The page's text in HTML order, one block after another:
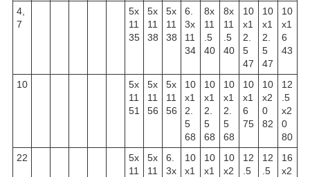
4,
7
5x
11
35
5x
11
38
5x
11
38
6.
3x
11
34
8x
11
.5
40
8x
11
.5
40
10
x1
2.
5
47
10
x1
2.
5
47
10
x1
6
43
10
5x
11
51
5x
11
56
5x
11
56
10
x1
2.
5
68
10
x1
2.
5
68
10
x1
2.
5
68
10
x1
6
75
10
x2
0
82
12
.5
x2
0
80
22
5x
11
5x
11
6.
3x
10
x1
10
x1
10
x2
12
.5
12
.5
16
x2